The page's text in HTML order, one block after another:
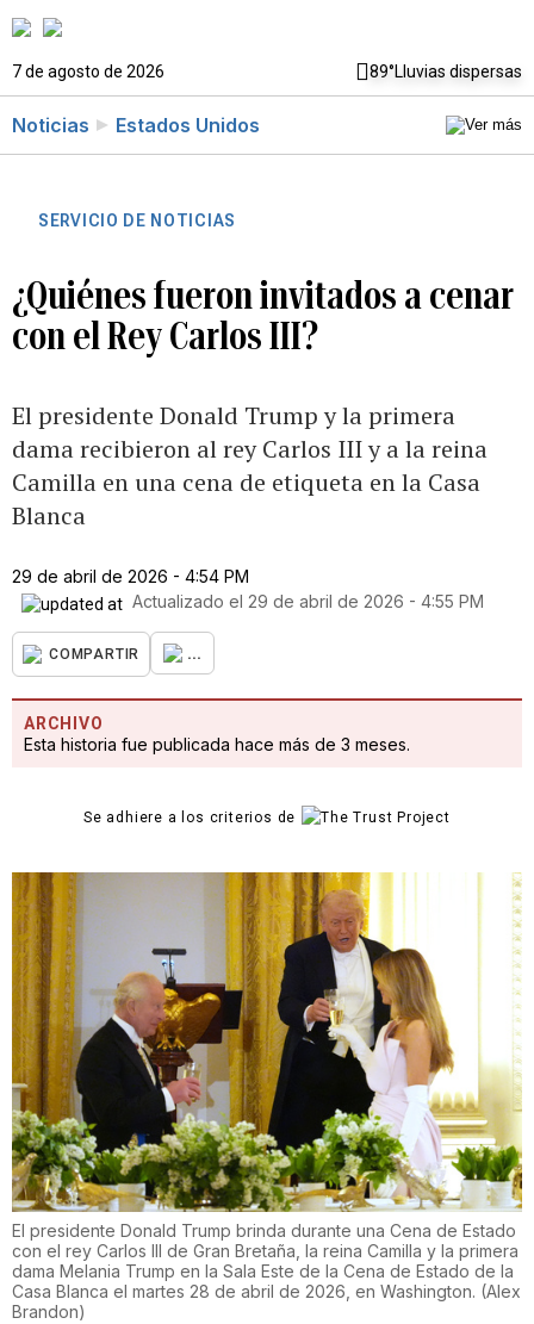
7 de agosto de 2026 89°Lluvias dispersas
Noticias Estados Unidos
SERVICIO DE NOTICIAS
¿Quiénes fueron invitados a cenar
con el Rey Carlos III?
El presidente Donald Trump y la primera
dama recibieron al rey Carlos III y a la reina
Camilla en una cena de etiqueta en la Casa
Blanca
29 de abril de 2026 - 4:54 PM
Actualizado el 29 de abril de 2026 - 4:55 PM
COMPARTIR ...
ARCHIVO
Esta historia fue publicada hace más de 3 meses.
Se adhiere a los criterios de
El presidente Donald Trump brinda durante una Cena de Estado
con el rey Carlos III de Gran Bretaña, la reina Camilla y la primera
dama Melania Trump en la Sala Este de la Cena de Estado de la
Casa Blanca el martes 28 de abril de 2026, en Washington. (Alex
Brandon)